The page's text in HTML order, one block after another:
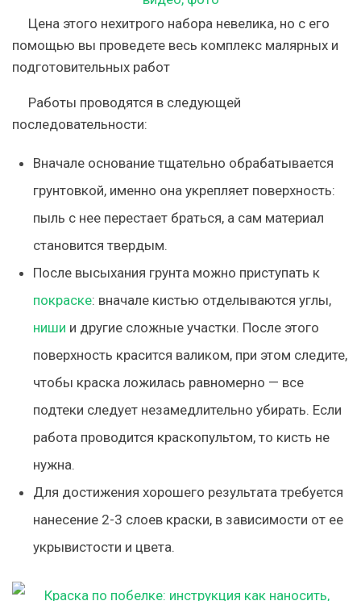
Цена этого нехитрого набора невелика, но с его
помощью вы проведете весь комплекс малярных и
подготовительных работ
Работы проводятся в следующей
последовательности:
Вначале основание тщательно обрабатывается
грунтовкой, именно она укрепляет поверхность:
пыль с нее перестает браться, а сам материал
становится твердым.
После высыхания грунта можно приступать к
покраске: вначале кистью отделываются углы,
ниши и другие сложные участки. После этого
поверхность красится валиком, при этом следите,
чтобы краска ложилась равномерно — все
подтеки следует незамедлительно убирать. Если
работа проводится краскопультом, то кисть не
нужна.
Для достижения хорошего результата требуется
нанесение 2-3 слоев краски, в зависимости от ее
укрывистости и цвета.